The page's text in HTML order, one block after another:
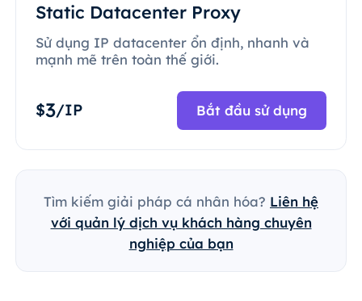
Static Datacenter Proxy
Sử dụng IP datacenter ổn định, nhanh và
mạnh mẽ trên toàn thế giới.
$3/IP Bắt đầu sử dụng
Tìm kiếm giải pháp cá nhân hóa? Liên hệ
với quản lý dịch vụ khách hàng chuyên
nghiệp của bạn